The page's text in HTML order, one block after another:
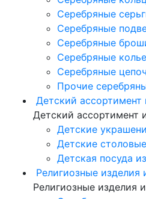
Серебряные
Серебряные
Серебряные
Серебряные колье
Серебряные
Прочие
Детский ассортимент
Детский ассортимент
Детские
Детские
Детская посуда
Религиозные изделия
Религиозные изделия